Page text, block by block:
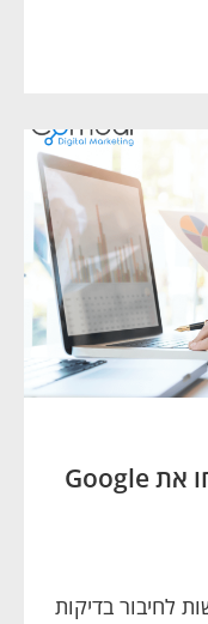
5 מבחני אופטימיזציה שיקחו את Google
לחיבור בדיקות